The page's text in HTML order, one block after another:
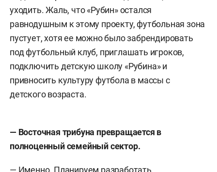
уходить. Жаль, что «Рубин» остался
равнодушным к этому проекту, футбольная зона
пустует, хотя ее можно было забрендировать
под футбольный клуб, приглашать игроков,
подключить детскую школу «Рубина» и
привносить культуру футбола в массы с
детского возраста.
— Восточная трибуна превращается в
полноценный семейный сектор.
— Именно. Планируем разработать